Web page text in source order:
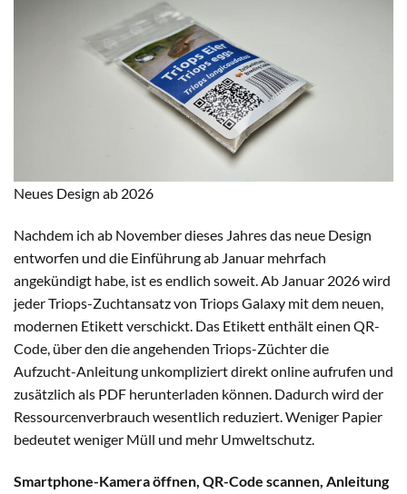
Neues Design ab 2026
Nachdem ich ab November dieses Jahres das neue Design
entworfen und die Einführung ab Januar mehrfach
angekündigt habe, ist es endlich soweit. Ab Januar 2026 wird
jeder Triops-Zuchtansatz von Triops Galaxy mit dem neuen,
modernen Etikett verschickt. Das Etikett enthält einen QR-
Code, über den die angehenden Triops-Züchter die
Aufzucht-Anleitung unkompliziert direkt online aufrufen und
zusätzlich als PDF herunterladen können. Dadurch wird der
Ressourcenverbrauch wesentlich reduziert. Weniger Papier
bedeutet weniger Müll und mehr Umweltschutz.
Smartphone-Kamera öffnen, QR-Code scannen, Anleitung